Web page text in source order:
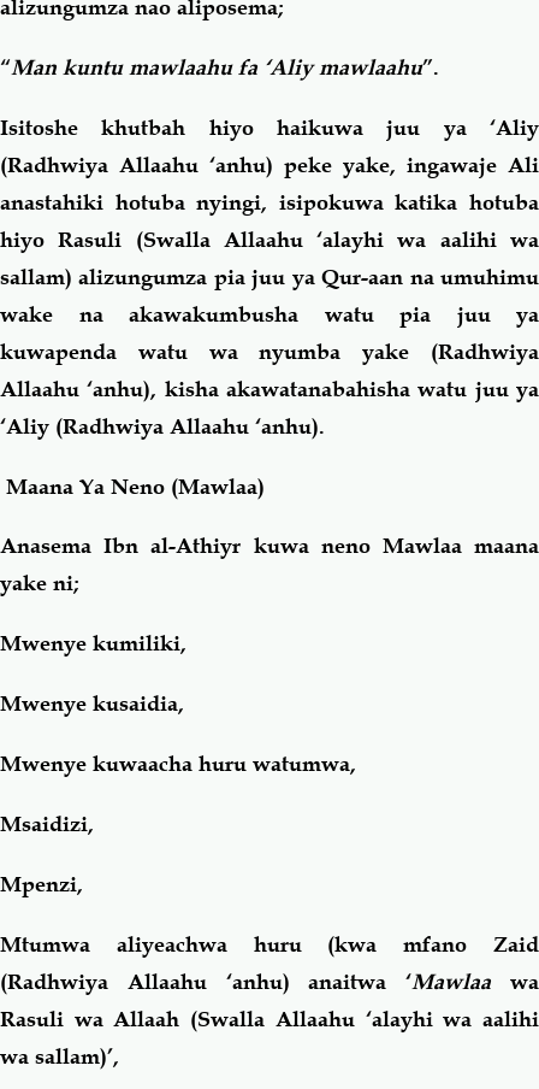
alizungumza nao aliposema;
“Man kuntu mawlaahu fa ‘Aliy mawlaahu”.
Isitoshe khutbah hiyo haikuwa juu ya ‘Aliy
(Radhwiya Allaahu ‘anhu) peke yake, ingawaje Ali
anastahiki hotuba nyingi, isipokuwa katika hotuba
hiyo Rasuli (Swalla Allaahu ‘alayhi wa aalihi wa
sallam) alizungumza pia juu ya Qur-aan na umuhimu
wake na akawakumbusha watu pia juu ya
kuwapenda watu wa nyumba yake (Radhwiya
Allaahu ‘anhu), kisha akawatanabahisha watu juu ya
‘Aliy (Radhwiya Allaahu ‘anhu).
Maana Ya Neno (Mawlaa)
Anasema Ibn al-Athiyr kuwa neno Mawlaa maana
yake ni;
Mwenye kumiliki,
Mwenye kusaidia,
Mwenye kuwaacha huru watumwa,
Msaidizi,
Mpenzi,
Mtumwa aliyeachwa huru (kwa mfano Zaid
(Radhwiya Allaahu ‘anhu) anaitwa ‘Mawlaa wa
Rasuli wa Allaah (Swalla Allaahu ‘alayhi wa aalihi
wa sallam)’,